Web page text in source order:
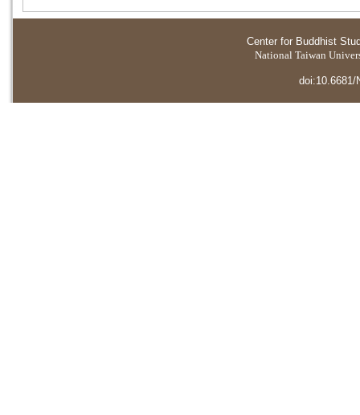
Center for Buddhist
National Taiwan
doi:10.6681/